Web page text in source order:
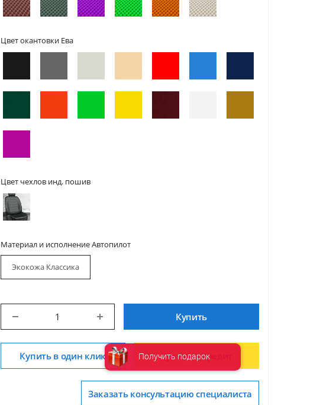
Цвет окантовки Ева
Цвет чехлов инд. пошив
Материал и исполнение Автопилот
Экокожа Классика
Купить
Купить в один клик Купить в кредит
Заказать консультацию специалиста
Получить подарок